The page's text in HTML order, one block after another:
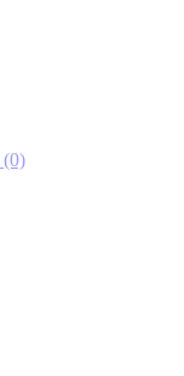
(0)